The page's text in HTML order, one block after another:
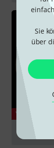
Sie
über
abspielen
YOUTUBE